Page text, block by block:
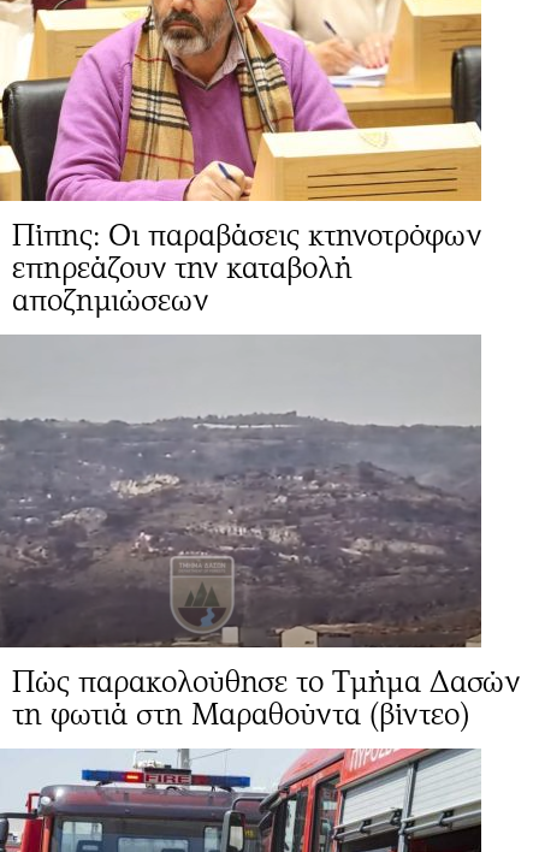
Πίπης: Οι παραβάσεις κτηνοτρόφων
επηρεάζουν την καταβολή
αποζημιώσεων
Πώς παρακολούθησε το Τμήμα Δασών
τη φωτιά στη Μαραθούντα (βίντεο)